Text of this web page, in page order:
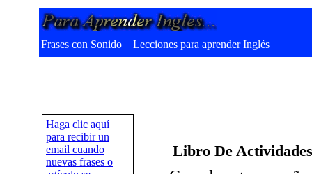
Frases con Sonido Lecciones para aprender Inglés
Haga clic aquí
para recibir un
email cuando
nuevas frases o
Libro De